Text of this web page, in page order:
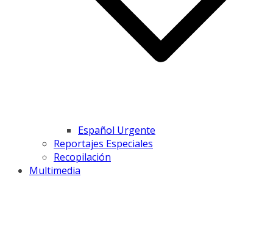
Español Urgente
Reportajes Especiales
Recopilación
Multimedia